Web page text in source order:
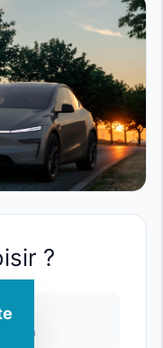
?
15 min